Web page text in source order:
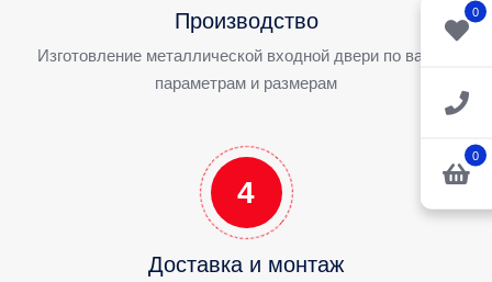
0
0
Производство
Изготовление металлической входной двери по вашим
параметрам и размерам
4
Доставка и монтаж